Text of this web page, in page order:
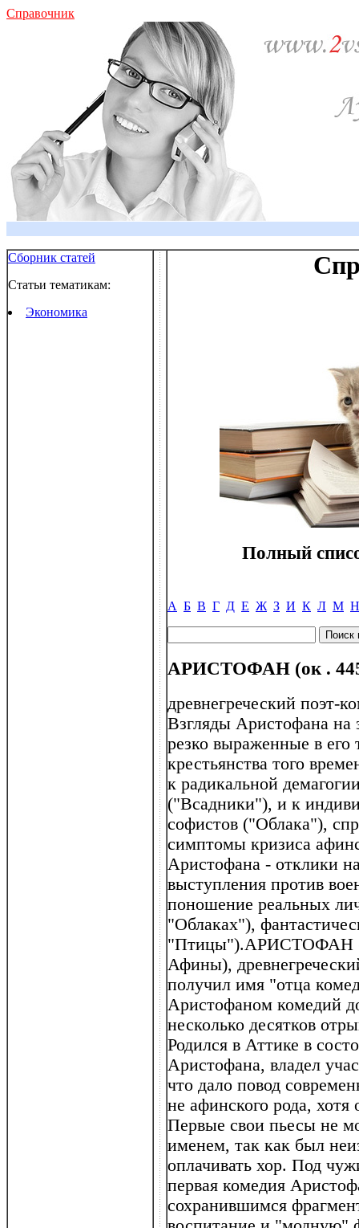
Справочник
Сборник статей
Статьи тематикам:
Экономика
Полный
А Б В Г Д Е Ж З И К Л М Н
АРИСТОФАН (ок . 445
древнегреческий поэт-
Взгляды Аристофана на
резко выраженные в его
крестьянства того
к радикальной
("Всадники"), и к
софистов ("Облака"),
симптомы кризиса
Аристофана - отклики
выступления против
поношение реальных
"Облаках"),
"Птицы").АРИСТОФАН
Афины),
получил имя "отца
Аристофаном комедий
несколько десятков
Родился в Аттике в
Аристофана, владел
что дало повод
не афинского рода,
Первые свои пьесы не
именем, так как был
оплачивать хор. Под
первая комедия
сохранившимся